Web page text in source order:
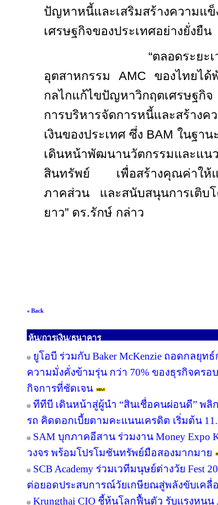
ปัญหาหนี้และเสริมสร้างความแข็
เศรษฐกิจของประเทศอย่างยั่งยืน
“ตลอดระยะเวล
อุตสาหกรรม AMC ของไทยได้
กลไกแก้ไขปัญหาวิกฤตเศรษฐกิ
การบริหารจัดการหนี้และสร้างค
เงินของประเทศ ซึ่ง BAM ในฐาน
เดินหน้าพัฒนานวัตกรรมและแน
สินทรัพย์ เพื่อสร้างคุณค่าให้แ
ภาคส่วน และสนับสนุนการเติบโ
ยาว” ดร.รักษ์ กล่าว
« Back
หุ้น/การเงิน/ธนาคาร
ยูโอบี ร่วมกับ Baker McKenzie ถอดกลยุท
ความมั่งคั่งข้ามรุ่น กว่า 70% ของธุรกิจคร
กิจการที่ชัดเจน
ทีทีบี เดินหน้าสู่ผู้นำ “สินเชื่อคนผ่อนดี” พลิ
รถ คิดดอกเบี้ยตามคะแนนเครดิต เริ่มต้น
SAM บุกภาคอีสาน ร่วมงาน Money Expo
วงจร พร้อมโปรโมชันทรัพย์มือสองมากมาย
SCB Academy ร่วมเวทีมนุษย์ต่างวัย Fest
ต่อยอดประสบการณ์วัยเกษียณสู่พลังขับเคลื่
Krungthai CIO ชี้หุ้นโลกฟื้นตัว รับแรงหนุน